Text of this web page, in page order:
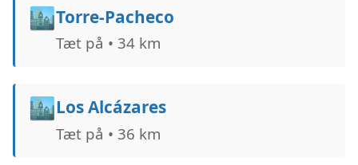
🏙️Torre-Pacheco
Tæt på • 34 km
🏙️Los Alcázares
Tæt på • 36 km